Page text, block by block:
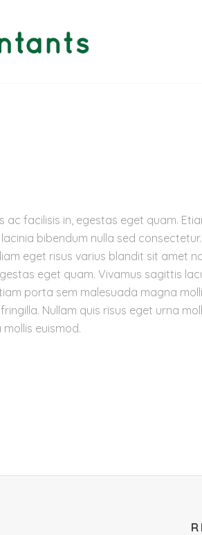
ac facilisis in, egestas eget quam.
bibendum nulla sed
eget risus varius blandit sit amet
eget quam. Vivamus sagittis
porta sem malesuada magna
Nullam quis risus eget urna
euismod.